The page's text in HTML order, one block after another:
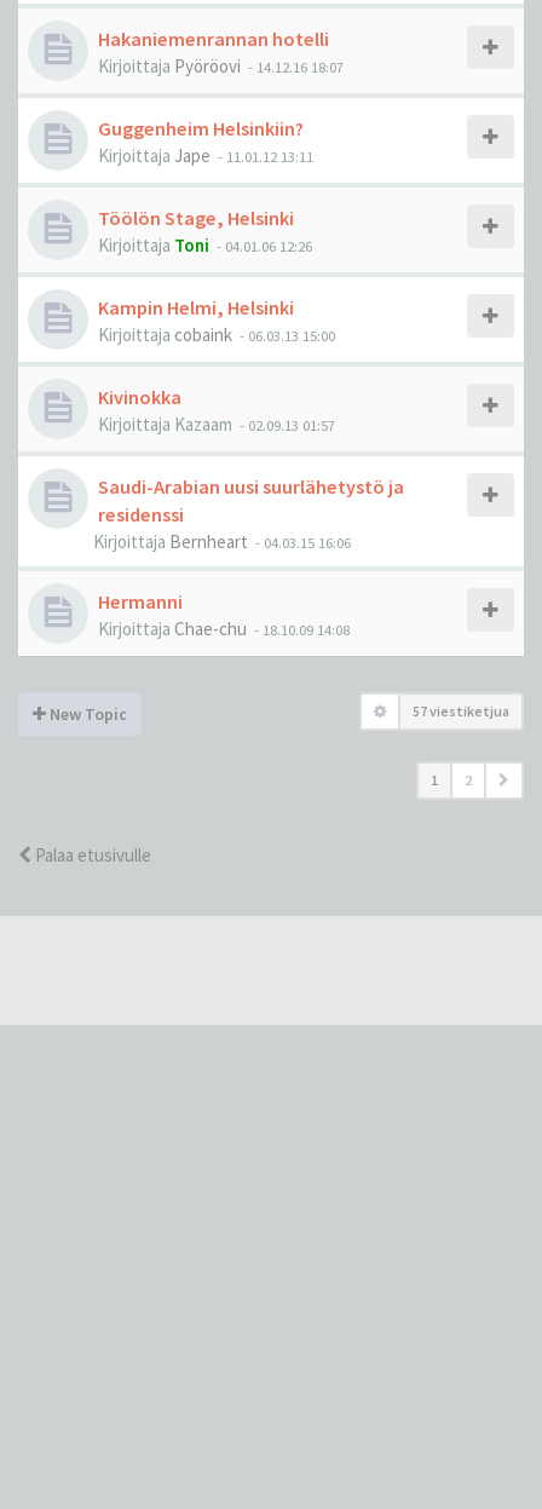
Hakaniemenrannan hotelli
Kirjoittaja Pyöröovi - 14.12.16 18:07
Guggenheim Helsinkiin?
Kirjoittaja Jape - 11.01.12 13:11
Töölön Stage, Helsinki
Kirjoittaja Toni - 04.01.06 12:26
Kampin Helmi, Helsinki
Kirjoittaja cobaink - 06.03.13 15:00
Kivinokka
Kirjoittaja Kazaam - 02.09.13 01:57
Saudi-Arabian uusi suurlähetystö ja
residenssi
Kirjoittaja Bernheart - 04.03.15 16:06
Hermanni
Kirjoittaja Chae-chu - 18.10.09 14:08
New Topic 57 viestiketjua
1 2
Palaa etusivulle